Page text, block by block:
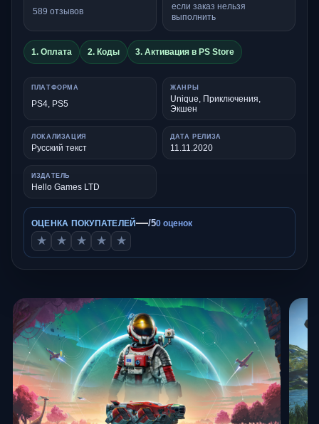
589 отзывов
если заказ нельзя
выполнить
1. Оплата 2. Коды 3. Активация в PS Store
ПЛАТФОРМА
PS4, PS5
ЖАНРЫ
Unique, Приключения,
Экшен
ЛОКАЛИЗАЦИЯ
Русский текст
ДАТА РЕЛИЗА
11.11.2020
ИЗДАТЕЛЬ
Hello Games LTD
ОЦЕНКА ПОКУПАТЕЛЕЙ—/50 оценок
★ ★ ★ ★ ★